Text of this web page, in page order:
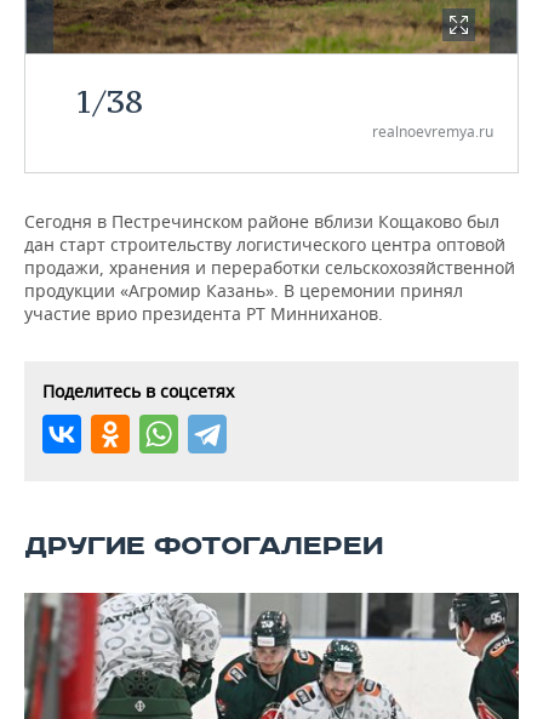
НЕФТЕХИМИЯ
ЭНЕРГЕТИКА
РОЗНИЧНАЯ ТОРГОВЛЯ
ТРАНСПОРТ
НОВОСТИ ТЕХНОЛОГИЙ
ТЕЛЕКОММУНИКАЦИИ
МЕРОПРИЯТИЯ
НОВОСТИ МЕРОПРИЯТИЙ
БИЗНЕС-БРАНЧИ
ONLINE-КОНФЕРЕНЦИИ
ОТКРЫТАЯ ЛЕКЦИЯ
СПОРТ
ФУТБОЛ
ХОККЕЙ
БАСКЕТБОЛ
ВОЛЕЙБОЛ
КИБЕРСПОРТ
ВОДНЫЕ ВИДЫ СПОРТА
ХОККЕЙ С МЯЧОМ
НОВОСТИ ОБЩЕСТВА
ВЛАСТЬ
ИНФРАСТРУКТУРА
ИСТОРИЯ
КУЛЬТУРА
ОБРАЗОВАНИЕ
ПРОИСШЕСТВИЯ
ФОТОГАЛЕРЕЯ
СЮЖЕТЫ
СПРАВОЧНИК
СПИСОК ПЕРСОН
СПИСОК КОМПАНИЙ
ПОЛНАЯ ВЕРСИЯ
1/38
realnoevremya.ru
Сегодня в Пестречинском районе вблизи Кощаково был
дан старт строительству логистического центра оптовой
продажи, хранения и переработки сельскохозяйственной
продукции «Агромир Казань». В церемонии принял
участие врио президента РТ Минниханов.
Поделитесь в соцсетях
ДРУГИЕ ФОТОГАЛЕРЕИ